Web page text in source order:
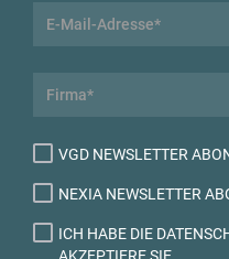
VGD NEWSLETTER
NEXIA NEWSLETTER
ICH HABE DIE